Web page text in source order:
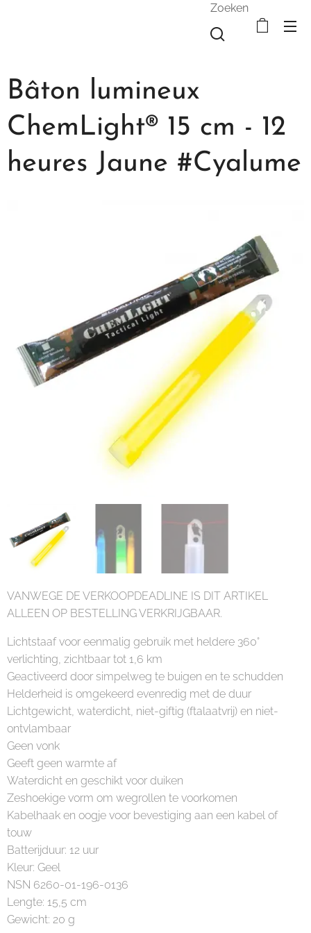
Zoeken
Bâton lumineux
ChemLight® 15 cm - 12
heures Jaune #Cyalume
VANWEGE DE VERKOOPDEADLINE IS DIT ARTIKEL
ALLEEN OP BESTELLING VERKRIJGBAAR.
Lichtstaaf voor eenmalig gebruik met heldere 360°
verlichting, zichtbaar tot 1,6 km
Geactiveerd door simpelweg te buigen en te schudden
Helderheid is omgekeerd evenredig met de duur
Lichtgewicht, waterdicht, niet-giftig (ftalaatvrij) en niet-
ontvlambaar
Geen vonk
Geeft geen warmte af
Waterdicht en geschikt voor duiken
Zeshoekige vorm om wegrollen te voorkomen
Kabelhaak en oogje voor bevestiging aan een kabel of
touw
Batterijduur: 12 uur
Kleur: Geel
NSN 6260-01-196-0136
Lengte: 15,5 cm
Gewicht: 20 g